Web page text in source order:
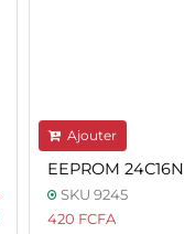
Ajouter
EEPROM 24C16N
SKU 9245
420 FCFA